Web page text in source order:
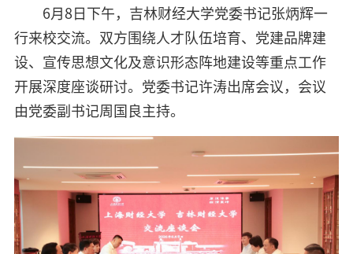
6月8日下午，吉林财经大学党委书记张炳辉一
行来校交流。双方围绕人才队伍培育、党建品牌建
设、宣传思想文化及意识形态阵地建设等重点工作
开展深度座谈研讨。党委书记许涛出席会议，会议
由党委副书记周国良主持。